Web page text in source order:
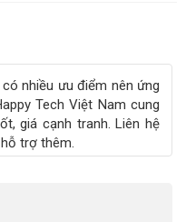
nhiều ưu điểm nên ứng
Tech Việt Nam cung
giá cạnh tranh. Liên hệ
trợ thêm.